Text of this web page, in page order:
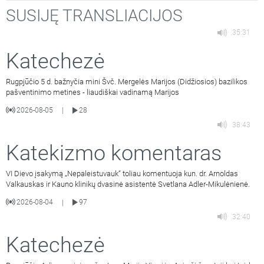
SUSIJĘ TRANSLIACIJOS
35:31
Katechezė
Rugpjūčio 5 d. bažnyčia mini Švč. Mergelės Marijos (Didžiosios) bazilikos
pašventinimo metines - liaudiškai vadinamą Marijos
2026-08-05
28
38:43
Katekizmo komentaras
VI Dievo įsakymą „Nepaleistuvauk“ toliau komentuoja kun. dr. Arnoldas
Valkauskas ir Kauno klinikų dvasinė asistentė Svetlana Adler-Mikulėnienė.
2026-08-04 |
97
32:40
Katechezė